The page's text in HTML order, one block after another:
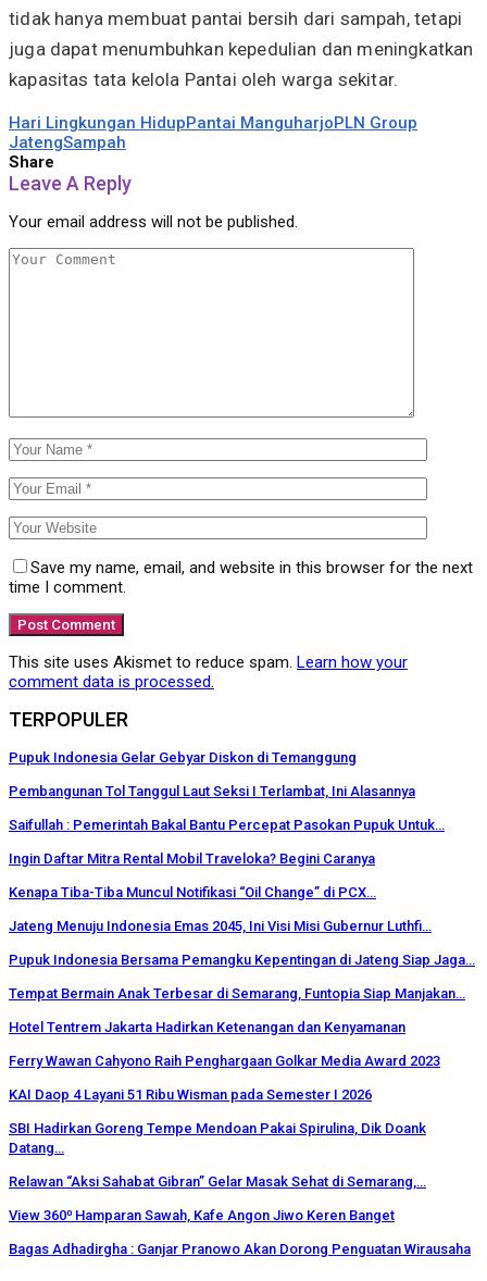
tidak hanya membuat pantai bersih dari sampah, tetapi
juga dapat menumbuhkan kepedulian dan meningkatkan
kapasitas tata kelola Pantai oleh warga sekitar.
Hari Lingkungan HidupPantai ManguharjoPLN Group
JatengSampah
Share
Leave A Reply
Your email address will not be published.
Save my name, email, and website in this browser for the next
time I comment.
This site uses Akismet to reduce spam. Learn how your
comment data is processed.
TERPOPULER
Pupuk Indonesia Gelar Gebyar Diskon di Temanggung
Pembangunan Tol Tanggul Laut Seksi I Terlambat, Ini Alasannya
Saifullah : Pemerintah Bakal Bantu Percepat Pasokan Pupuk Untuk…
Ingin Daftar Mitra Rental Mobil Traveloka? Begini Caranya
Kenapa Tiba-Tiba Muncul Notifikasi “Oil Change” di PCX…
Jateng Menuju Indonesia Emas 2045, Ini Visi Misi Gubernur Luthfi…
Pupuk Indonesia Bersama Pemangku Kepentingan di Jateng Siap Jaga…
Tempat Bermain Anak Terbesar di Semarang, Funtopia Siap Manjakan…
Hotel Tentrem Jakarta Hadirkan Ketenangan dan Kenyamanan
Ferry Wawan Cahyono Raih Penghargaan Golkar Media Award 2023
KAI Daop 4 Layani 51 Ribu Wisman pada Semester I 2026
SBI Hadirkan Goreng Tempe Mendoan Pakai Spirulina, Dik Doank
Datang…
Relawan “Aksi Sahabat Gibran” Gelar Masak Sehat di Semarang,…
View 360⁰ Hamparan Sawah, Kafe Angon Jiwo Keren Banget
Bagas Adhadirgha : Ganjar Pranowo Akan Dorong Penguatan Wirausaha